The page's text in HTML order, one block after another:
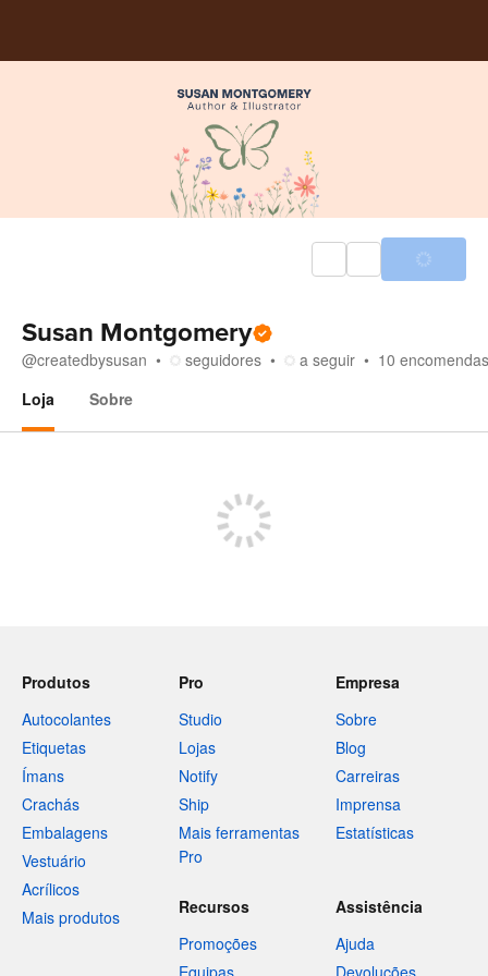
Susan Montgomery
@createdbysusan seguidores a seguir 10 encomendas
Loja
Sobre
Produtos
Autocolantes
Etiquetas
Ímans
Crachás
Embalagens
Vestuário
Acrílicos
Mais produtos
Pro
Studio
Lojas
Notify
Ship
Mais ferramentas
Pro
Empresa
Sobre
Blog
Carreiras
Imprensa
Estatísticas
Recursos
Promoções
Equipas
Assistência
Ajuda
Devoluções